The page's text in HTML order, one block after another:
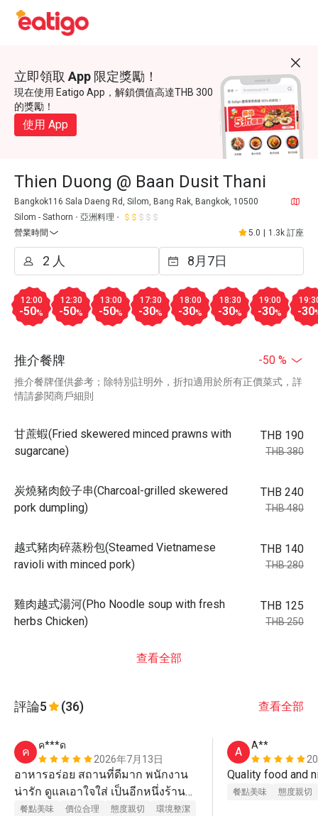
立即領取 App 限定獎勵！
現在使用 Eatigo App，解鎖價值高達THB 300
的獎勵！
使用 App
Thien Duong @ Baan Dusit Thani
Bangkok116 Sala Daeng Rd, Silom, Bang Rak, Bangkok, 10500
Silom - Sathorn
亞洲料理
營業時間
5.0 1.3k 訂座
12:00
-50%
12:30
-50%
13:00
-50%
17:30
-30%
18:00
-30%
18:30
-30%
19:00
-30% -30
推介餐牌 -50 %
推介餐牌僅供參考；除特別註明外，折扣適用於所有正價菜式，詳
情請參閱商戶細則
甘蔗蝦(Fried skewered minced prawns with
sugarcane)
THB 190
THB 380
炭燒豬肉餃子串(Charcoal-grilled skewered
pork dumpling)
THB 240
THB 480
越式豬肉碎蒸粉包(Steamed Vietnamese
ravioli with minced pork)
THB 140
THB 280
雞肉越式湯河(Pho Noodle soup with fresh
herbs Chicken)
THB 125
THB 250
查看全部
評論5 (36) 查看全部
ค
ค***ด
2026年7月13日
อาหารอร่อย สถานที่ดีมาก พนักงาน
น่ารัก ดูแลเอาใจใส่ เป็นอีกหนึ่งร้าน
ที่มาทานประจำ ยิ่งมีโปร ยิ่งได้ราคาที่
餐點美味 價位合理 態度親切
環境整潔
A
A**
餐點美味 態度親切